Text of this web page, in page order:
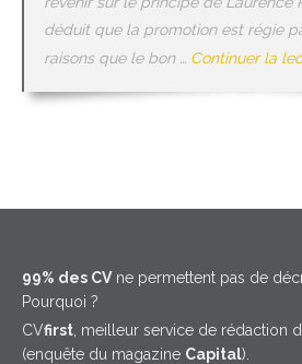
déduit que la promotion est régie
raisons que le bon … Continuer la
99% des CVne permettent pas de
Pourquoi ?
CVfirst , meilleur service de rédaction
(enquête du magazine Capital).